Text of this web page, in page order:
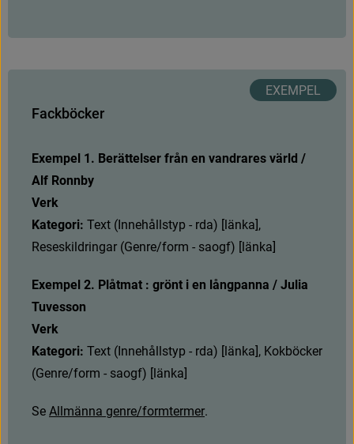
Fackböcker
Exempel 1. Berättelser från en vandrares värld /
Alf Ronnby
Verk
Kategori: Text (Innehållstyp - rda) [länka],
Reseskildringar (Genre/form - saogf) [länka]
Exempel 2. Plåtmat : grönt i en långpanna / Julia
Tuvesson
Verk
Kategori: Text (Innehållstyp - rda) [länka], Kokböcker
(Genre/form - saogf) [länka]
Se Allmänna genre/formtermer.